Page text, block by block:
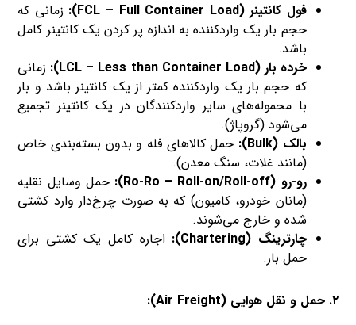
فول کانتینر (FCL – Full Container Load):
زمانی که
حجم بار یک واردکننده به اندازه پر کردن یک کانتینر کامل
باشد.
خرده بار (LCL – Less than Container Load):
زمانی
که حجم بار یک واردکننده کمتر از یک کانتینر باشد و بار
با محموله‌های سایر واردکنندگان در یک کانتینر تجمیع
می‌شود (گروپاژ).
بالک (Bulk):
حمل کالاهای فله و بدون بسته‌بندی خاص
(مانند غلات، سنگ معدن).
رو-رو (Ro-Ro – Roll-on/Roll-off):
حمل وسایل نقلیه
(مانان خودرو، کامیون) که به صورت چرخ‌دار وارد کشتی
شده و خارج می‌شوند.
چارترینگ (Chartering):
اجاره کامل یک کشتی برای
حمل بار.
۲. حمل و نقل هوایی (Air Freight):